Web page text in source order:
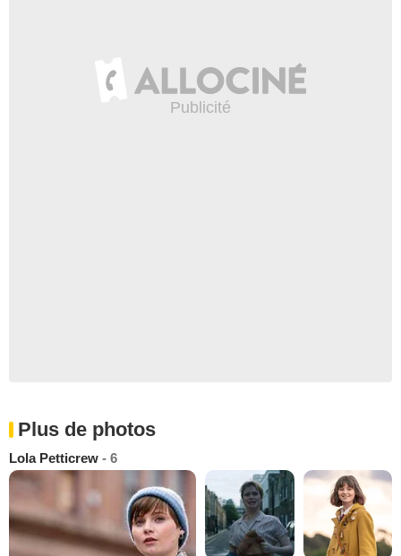
Plus de photos
Lola Petticrew - 6